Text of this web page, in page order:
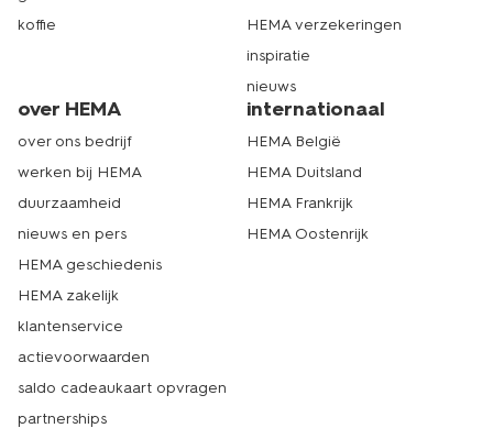
koffie
HEMA verzekeringen
inspiratie
nieuws
over HEMA
over ons bedrijf
werken bij HEMA
duurzaamheid
nieuws en pers
HEMA geschiedenis
HEMA zakelijk
klantenservice
actievoorwaarden
saldo cadeaukaart opvragen
partnerships
internationaal
HEMA België
HEMA Duitsland
HEMA Frankrijk
HEMA Oostenrijk